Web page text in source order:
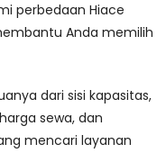
perbedaan Hiace
Anda memilih
dari sisi kapasitas,
sewa, dan
mencari layanan